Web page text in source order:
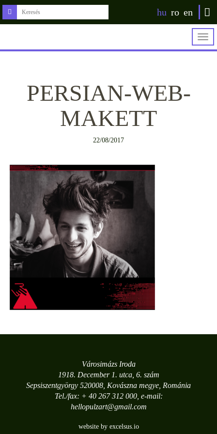
hu ro en
PERSIAN-WEB-
MAKETT
22/08/2017
Városimázs Iroda
1918. December 1. utca, 6. szám
Sepsiszentgyörgy 520008, Kovászna megye, Románia
Tel./fax: + 40 267 312 000, e-mail:
hellopulzart@gmail.com
website by excelsus.io